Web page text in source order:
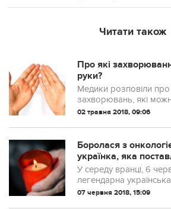
Читати також
Про які
руки?
Медики розповіли
захворювань, які
станом рук.
02 травня 2018, 09:06
Боролася з
українка, яка
унікальні речі
У середу вранці, 6
легендарна українська
волонтер, яка
07 червня 2018, 15:09